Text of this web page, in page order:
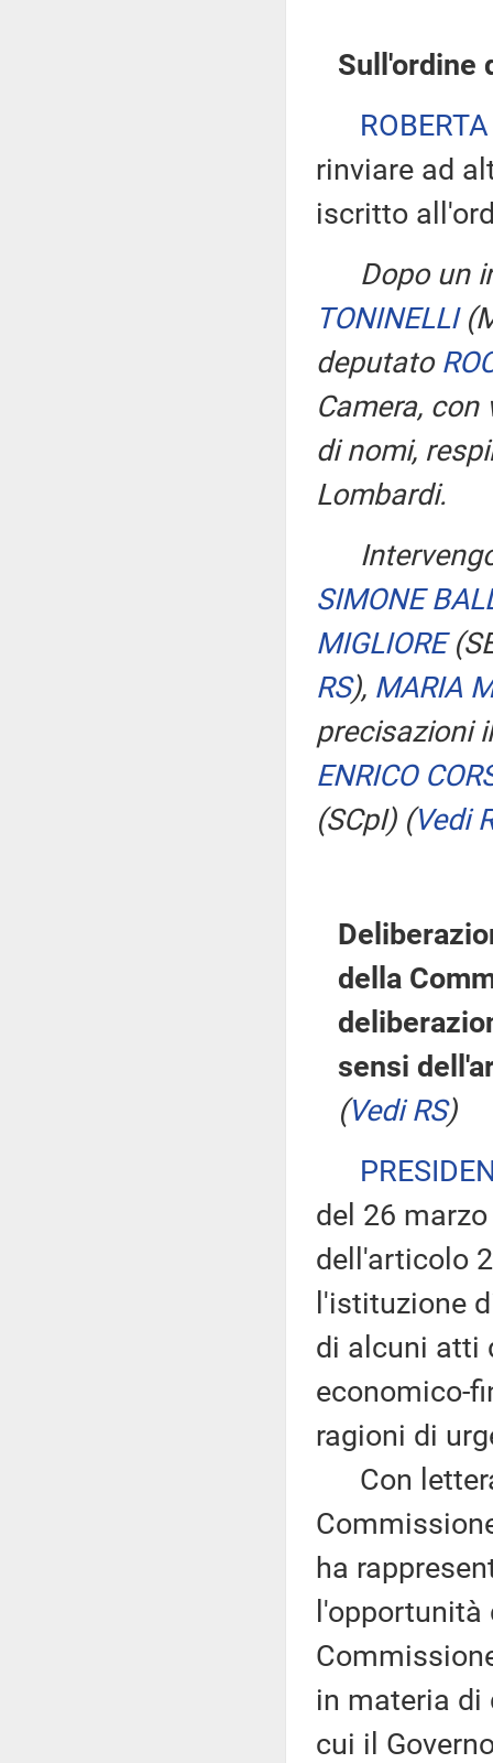
Sull'ordine
rinviare ad
iscritto
Dopo un
TONINELLI
deputato
Camera,
di nomi,
Lombardi.
SIMONE
MIGLIORE
RS), MARIA
precisazioni
ENRICO
(SCpI) (Vedi
della
sensi
(Vedi RS)
del 26
dell'articolo
l'istituzione
di alcuni atti
economico-
ragioni di
Con
ha
in materia di
cui il